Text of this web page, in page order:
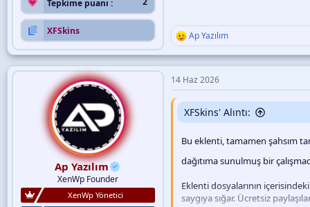
Tepkime puanı
XFSkins
T
p
i
l
e
r
Ap Yazılım
Ap Yazılım
XenWp Founder
XenWp Yönetici
14 Haz 2026
XFSkins' Alıntı:
Bu eklenti, tamamen şahsım
dağıtıma sunulmuş bir
Eklenti dosyalarının
saygıya sığar. Ücretsiz